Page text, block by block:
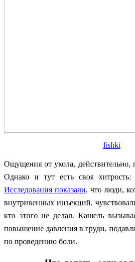
fishki
Ощущения от укола, действительно,
Однако и тут есть своя хитрость:
Исследования показали, что люди,
внутривенных инъекций,
кто этого не делал. Кашель
повышение давления в груди,
по проведению боли.